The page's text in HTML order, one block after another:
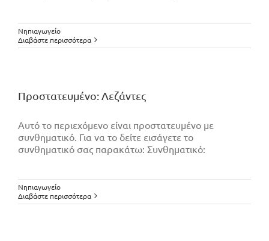
Νηπιαγωγείο
Διαβάστε περισσότερα
Πρoστατευμένο: Λεζάντες
Αυτό το περιεχόμενο είναι προστατευμένο με
συνθηματικό. Για να το δείτε εισάγετε το
συνθηματικό σας παρακάτω: Συνθηματικό:
Νηπιαγωγείο
Διαβάστε περισσότερα